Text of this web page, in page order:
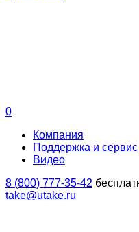
0
Компания
Поддержка и сервис
Видео
8 (800) 777-35-42
take@utake.ru